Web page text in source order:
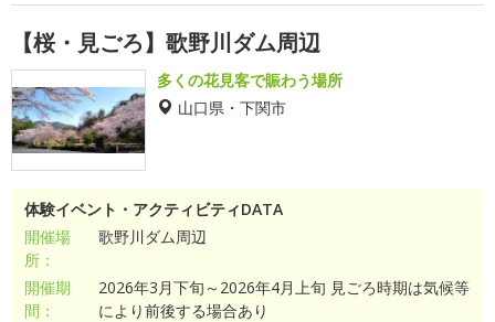
【桜・見ごろ】歌野川ダム周辺
多くの花見客で賑わう場所
山口県・下関市
体験イベント・アクティビティDATA
開催場
所：
歌野川ダム周辺
開催期
間：
2026年3月下旬～2026年4月上旬 見ごろ時期は気候等
により前後する場合あり